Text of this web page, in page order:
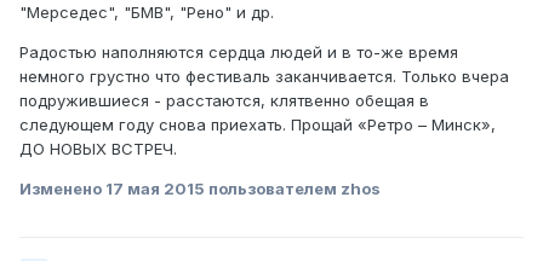
"Мерседес", "БМВ", "Рено" и др.
Радостью наполняются сердца людей и в то-же время
немного грустно что фестиваль заканчивается. Только вчера
подружившиеся - расстаются, клятвенно обещая в
следующем году снова приехать. Прощай «Ретро – Минск»,
ДО НОВЫХ ВСТРЕЧ.
Изменено 17 мая 2015 пользователем zhos